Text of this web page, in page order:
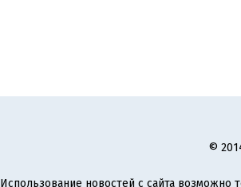
©
Использование новостей с сайта возможно